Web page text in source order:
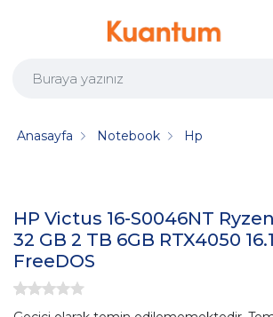
Anasayfa Notebook Hp
HP Victus 16-S0046NT
32 GB 2 TB 6GB RTX4050
FreeDOS